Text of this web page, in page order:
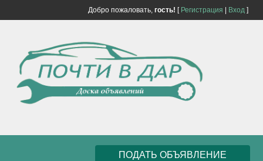
Добро пожаловать, гость! [ Регистрация Вход]
ПОДАТЬ ОБЪЯВЛЕНИЕ